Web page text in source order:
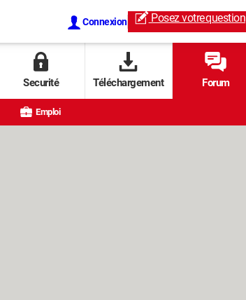
Connexion Posez votrequestion
Securité Téléchargement Forum
Emploi